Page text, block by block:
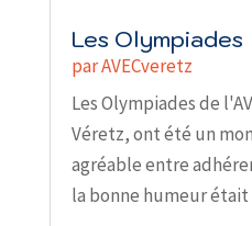
Les Olympiades
parAVECveretz
Les Olympiades de
Véretz, ont été un
agréable entre
la bonne humeur était